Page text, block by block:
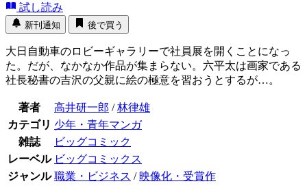
試し読み
新刊通知 後で買う
大日自動車のロビーギャラリーで社員展を開くことになっ
た。だが、なかなか作品が集まらない。六平太は画家である
社長秘書の吉沢の父親に絵の極意を習おうとするが…。
著者 高井研一郎 /林律雄
カテゴリ 少年・青年マンガ
雑誌
ビッグコミック
レーベル ビッグコミックス
ジャンル 職業・ビジネス / 映像化・受賞作